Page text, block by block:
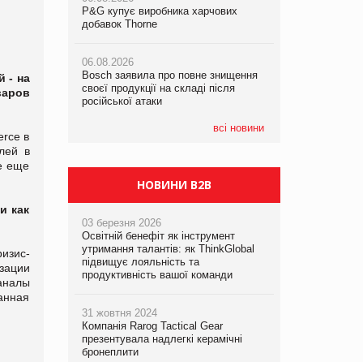
- на
в
в
еще
как
P&G купує виробника харчових
добавок Thorne
06.08.2026
Bosch заявила про повне знищення
своєї продукції на складі після
російської атаки
всі новини
у VARUS з’явилися новинки від ТМ
ТОКЕРИ
Сергій Лісунов про заморожені
P&G купує виробника харчових
добавок Thorne
06.08.2026
Bosch заявила про повне знищення
своєї продукції на складі після
російської атаки
НОВИНИ B2B
03 березня 2026
Освітній бенефіт як інструмент
утримання талантів: як ThinkGlobal
підвищує лояльність та
продуктивність вашої команди
31 жовтня 2024
Компанія Rarog Tactical Gear
презентувала надлегкі керамічні
бронеплити